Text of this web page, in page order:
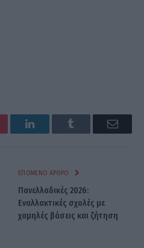
LinkedInTumblr Email
ΕΠΌΜΕΝΟ ΆΡΘΡΟ
Πανελλαδικές 2026:
Εναλλακτικές σχολές με
χαμηλές βάσεις και ζήτηση